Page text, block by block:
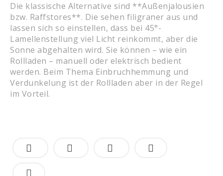
Die klassische Alternative sind **Außenjalousien
bzw. Raffstores**. Die sehen filigraner aus und
lassen sich so einstellen, dass bei 45°-
Lamellenstellung viel Licht reinkommt, aber die
Sonne abgehalten wird. Sie können – wie ein
Rollladen – manuell oder elektrisch bedient
werden. Beim Thema Einbruchhemmung und
Verdunkelung ist der Rollladen aber in der Regel
im Vorteil.